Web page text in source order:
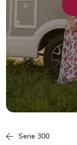
Serie 300